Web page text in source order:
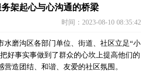
架起心与心沟通的桥梁
时间：2023-08-10 08:35:42
水磨沟区各部门单位、街道、社区立足“小
好事实事做到了群众的心坎上提高他们的
造团结、和谐、友爱的社区氛围。